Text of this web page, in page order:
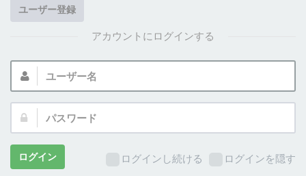
ユーザー登録
アカウントにログインする
ユ
ザ
名:
ド:
ログインし続ける ログインを隠す
ログイン